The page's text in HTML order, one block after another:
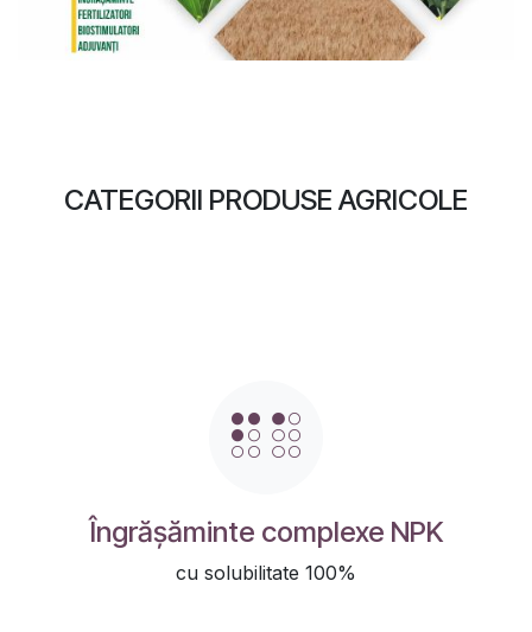
CATEGORII PRODUSE AGRICOLE
Îngrășăminte complexe NPK
cu solubilitate 100%